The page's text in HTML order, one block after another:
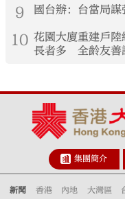
9 國台辦：台當局
10 花園大廈重建戶
長者多 全齡友善
集團簡介
新聞 香港 內地 大灣區